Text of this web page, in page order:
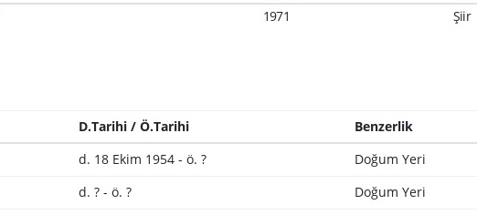
1971 Şiir
D.Tarihi / Ö.Tarihi Benzerlik
d. 18 Ekim 1954 - ö. ? Doğum Yeri
d. ? - ö. ? Doğum Yeri